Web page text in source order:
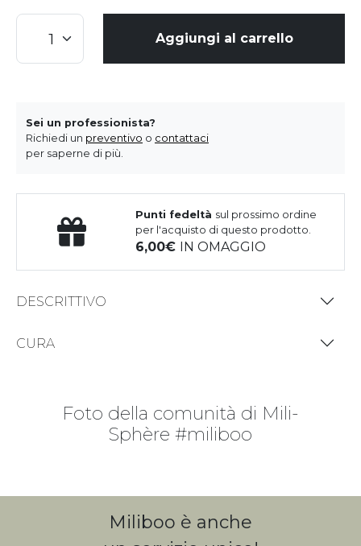
Aggiungi al carrello
Sei un professionista?
Richiedi un preventivo o contattaci
per saperne di più.
Punti fedeltà sul prossimo ordine
per l'acquisto di questo prodotto.
6,00 IN OMAGGIO
DESCRITTIVO
CURA
Foto della comunità di Mili-
Sphère #miliboo
Miliboo è anche